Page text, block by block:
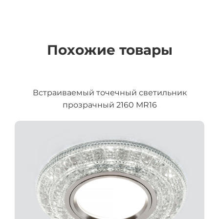
Похожие товары
Встраиваемый точечный светильник
прозрачный 2160 MR16